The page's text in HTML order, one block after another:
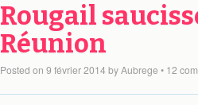
Rougail
Réunion
Posted on 9 février 2014byAubrege • 12